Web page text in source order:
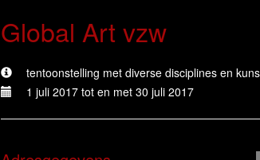
Global Art vzw
tentoonstelling met diverse disciplines en
1 juli 2017 tot en met 30 juli 2017